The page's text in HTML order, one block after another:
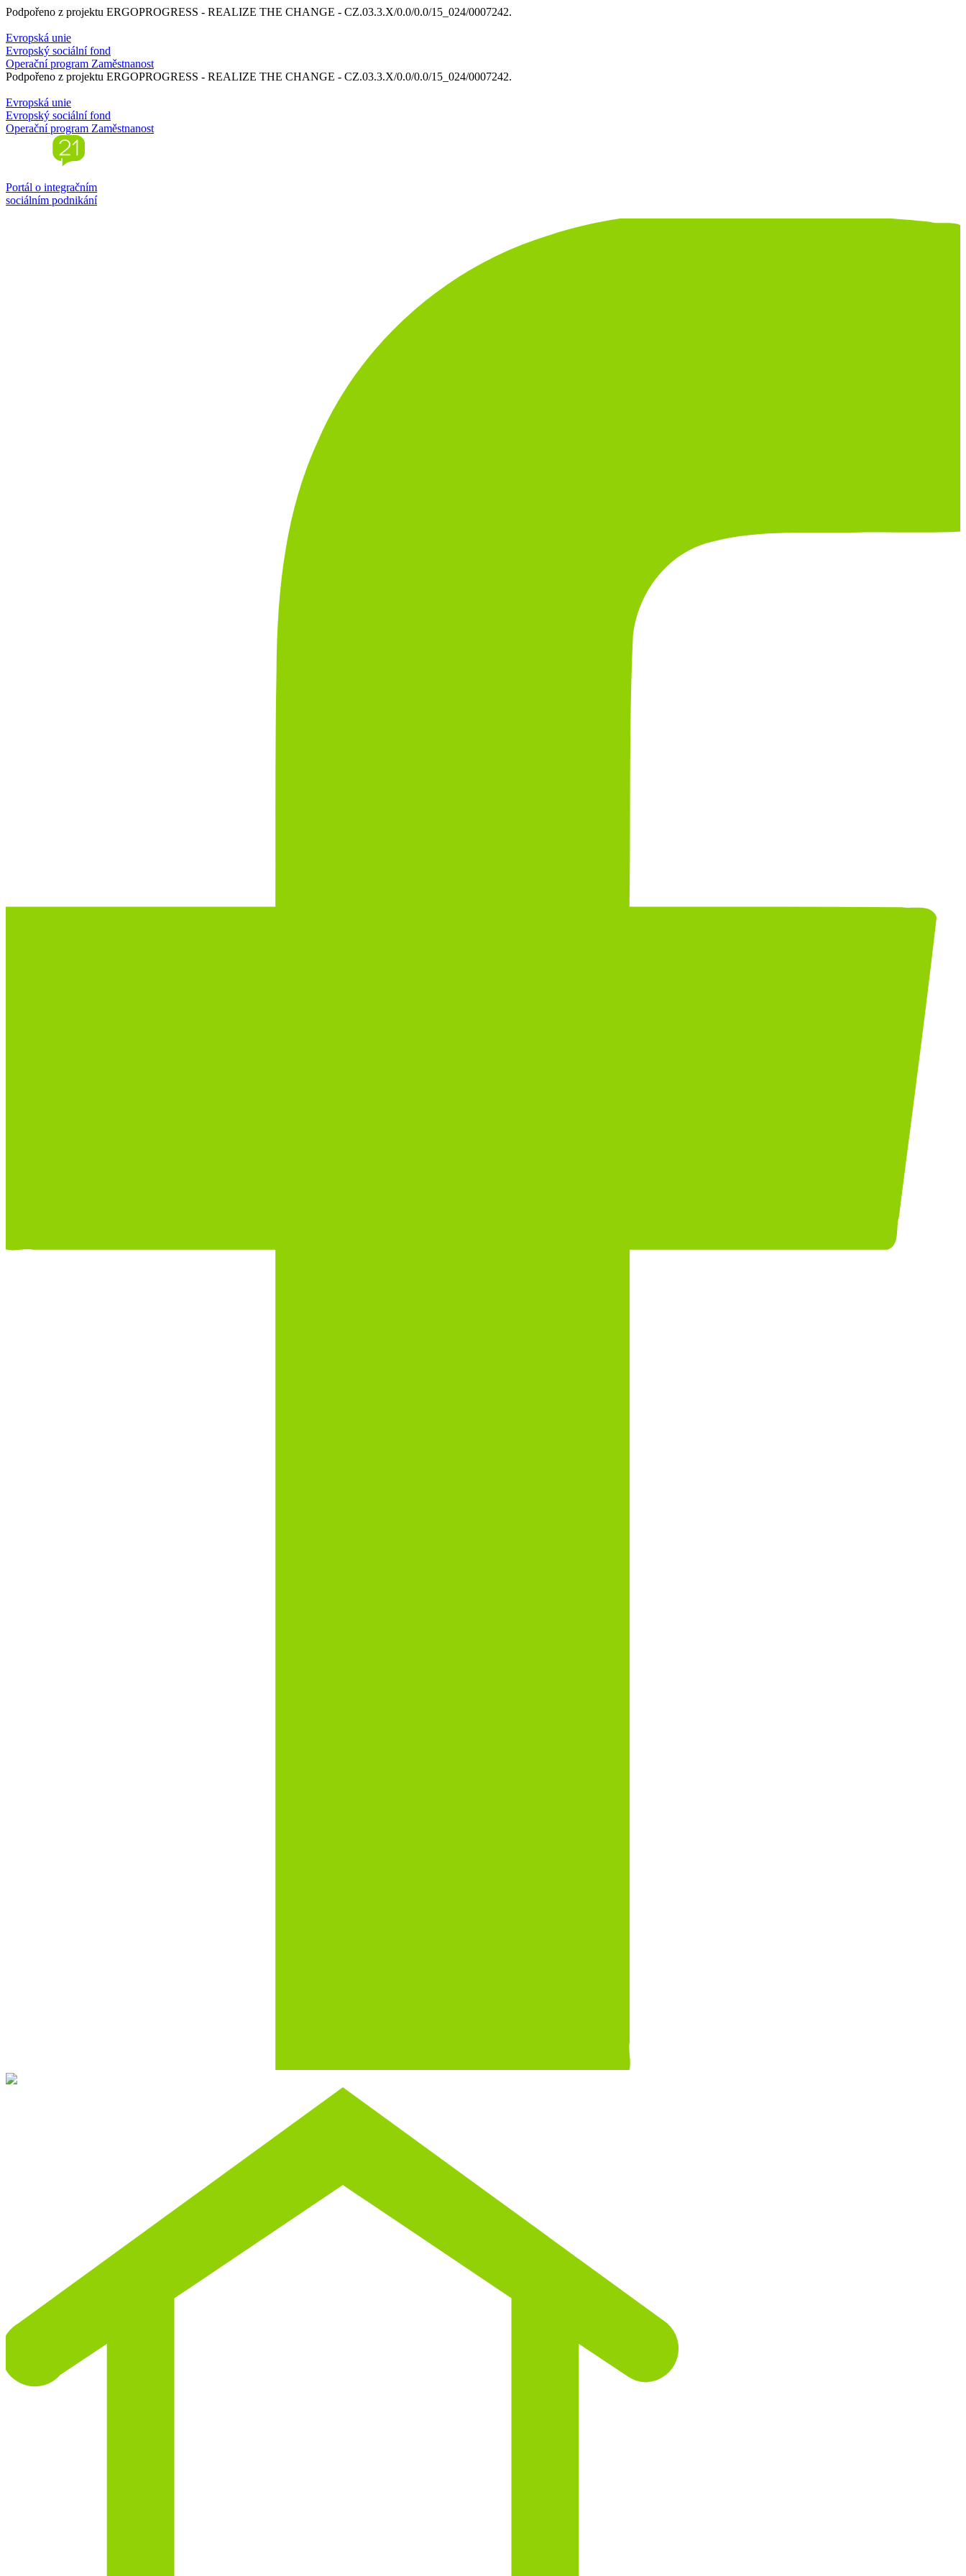
Podpořeno z projektu ERGOPROGRESS - REALIZE THE CHANGE - CZ.03.3.X/0.0/0.0/15_024/0007242.
Evropská unie
Evropský sociální fond
Operační program Zaměstnanost
Podpořeno z projektu ERGOPROGRESS - REALIZE THE CHANGE - CZ.03.3.X/0.0/0.0/15_024/0007242.
Evropská unie
Evropský sociální fond
Operační program Zaměstnanost
Portál o integračním
sociálním podnikání